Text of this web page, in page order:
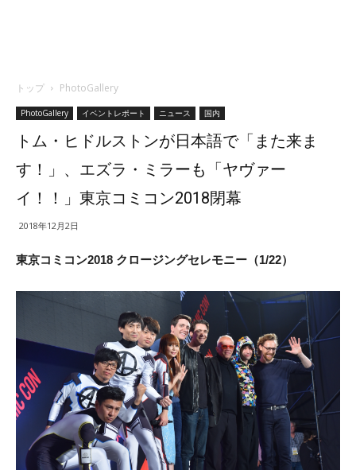
トップ PhotoGallery
PhotoGallery イベントレポート ニュース 国内
トム・ヒドルストンが日本語で「また来ま
す！」、エズラ・ミラーも「ヤヴァー
イ！！」東京コミコン2018閉幕
2018年12月2日
東京コミコン2018 クロージングセレモニー（1/22）